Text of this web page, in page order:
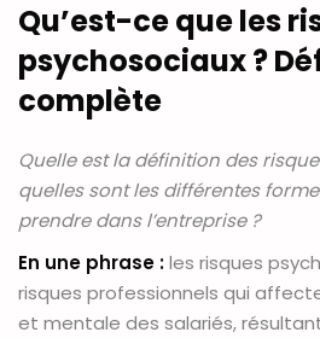
Qu’est-ce que les
psychosociaux ?
complète
Quelle est la définition des
quelles sont les différentes
prendre dans l’entreprise ?
En une phrase :les risques
risques professionnels qui
et mentale des salariés,